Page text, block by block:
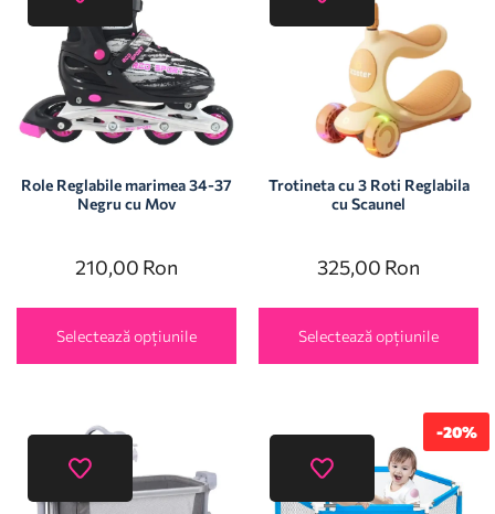
Role Reglabile marimea 34-37
Negru cu Mov
210,00 Ron
Selectează opțiunile
Trotineta cu 3 Roti Reglabila
cu Scaunel
325,00 Ron
Selectează opțiunile
-20%